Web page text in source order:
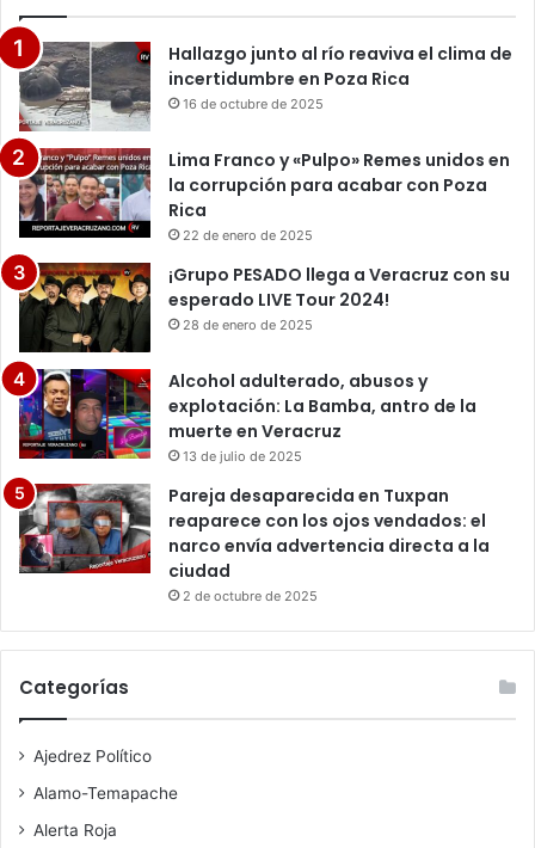
Hallazgo junto al río reaviva el clima de
incertidumbre en Poza Rica
16 de octubre de 2025
Lima Franco y «Pulpo» Remes unidos en
la corrupción para acabar con Poza
Rica
22 de enero de 2025
¡Grupo PESADO llega a Veracruz con su
esperado LIVE Tour 2024!
28 de enero de 2025
Alcohol adulterado, abusos y
explotación: La Bamba, antro de la
muerte en Veracruz
13 de julio de 2025
Pareja desaparecida en Tuxpan
reaparece con los ojos vendados: el
narco envía advertencia directa a la
ciudad
2 de octubre de 2025
Categorías
Ajedrez Político
Alamo-Temapache
Alerta Roja